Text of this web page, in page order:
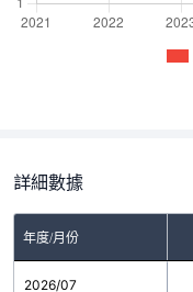
詳細數據
年度/月份
2026/07